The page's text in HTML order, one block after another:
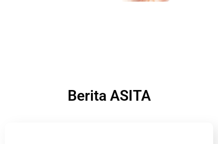
Berita ASITA